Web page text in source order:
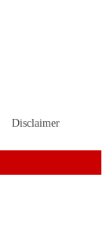
Disclaimer